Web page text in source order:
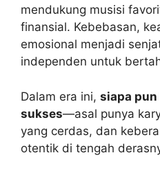
mendukung musisi
finansial. Kebebasan,
emosional menjadi
independen untuk
Dalam era ini, siapa
sukses—asal punya
yang cerdas, dan
otentik di tengah